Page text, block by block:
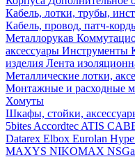
Кабель, лотки, трубы,
Кабель, провод, патч-
Металлорукав
аксессуары Инструменты
изделия Лента
Металлические лотки,
Монтажные и расходные
Хомуты
Шкафы, стойки,
5bites Accordtec ATIS
Datarex Elbox Eurolan
MAXYS NIKOMAX